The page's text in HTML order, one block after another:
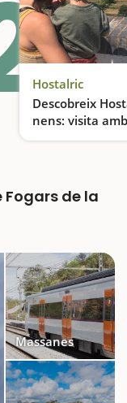
Hostalric
Descobreix
nens: visita
recinte
Fogars de la
Massanes